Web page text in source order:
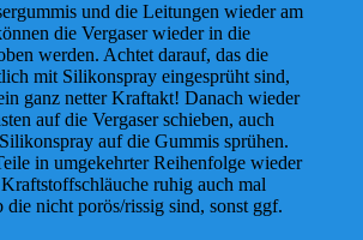
und die Leitungen wieder am
die Vergaser wieder in die
werden. Achtet darauf, das die
mit Silikonspray eingesprüht sind,
ganz netter Kraftakt! Danach wieder
auf die Vergaser schieben, auch
auf die Gummis sprühen.
in umgekehrter Reihenfolge wieder
ruhig auch mal
die nicht porös/rissig sind, sonst ggf.